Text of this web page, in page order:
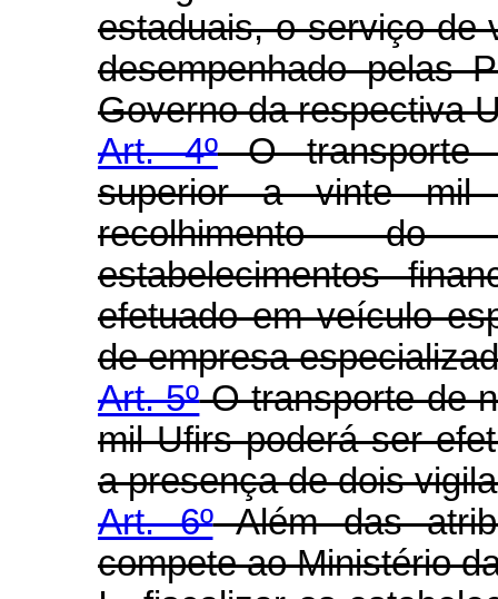
estaduais, o serviço de
desempenhado pelas
Governo da respectiva
Art. 4ºO transporte
superior a vinte mil
recolhimento do
estabelecimentos
efetuado em veículo
de empresa
Art. 5ºO transporte de
mil Ufirs poderá ser
a presença de dois
Art. 6ºAlém das
compete ao Ministério